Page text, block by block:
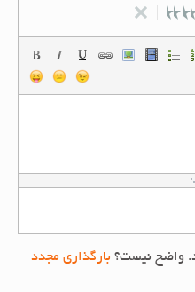
واضح نیست؟بارگذاری مجدد